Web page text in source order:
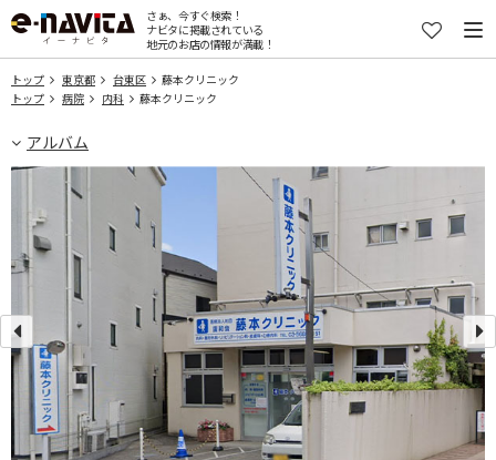
さぁ、今すぐ検索！
ナビタに掲載されている
地元のお店の情報が満載！
トップ 東京都 台東区
藤本クリニック
トップ
病院 内科 藤本クリニック
アルバム